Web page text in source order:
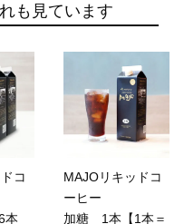
も見ています
コ
本
MAJOリキッドコ
ーヒー
加糖 1本【1本＝